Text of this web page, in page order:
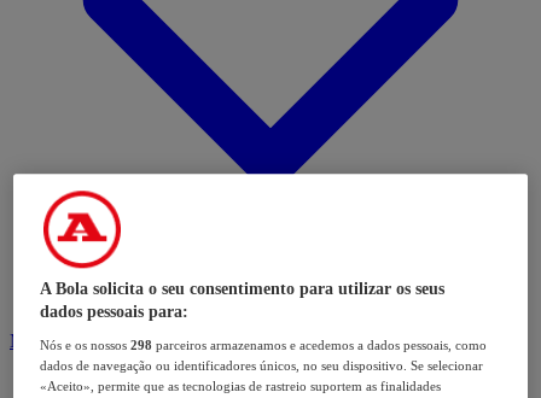
Modalidades
A Bola solicita o seu consentimento para utilizar os seus
dados pessoais para:
Nós e os nossos298 parceiros armazenamos e acedemos a dados pessoais, como
dados de navegação ou identificadores únicos, no seu dispositivo. Se selecionar
«Aceito», permite que as tecnologias de rastreio suportem as finalidades